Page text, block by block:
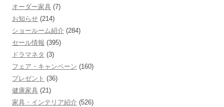
オーダー家具 (7)
お知らせ (214)
ショールーム紹介 (284)
セール情報 (395)
ドラマネタ (3)
フェア・キャンペーン (160)
プレゼント (36)
健康家具 (21)
家具・インテリア紹介 (526)